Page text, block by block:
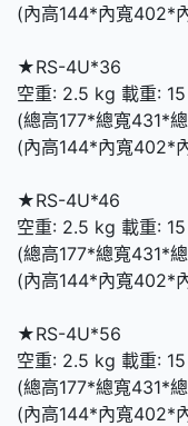
(內高144*內寬402*
★RS-4U*36
空重: 2.5 kg 載重:
(總高177*總寬431*
(內高144*內寬402*
★RS-4U*46
空重: 2.5 kg 載重:
(總高177*總寬431*
(內高144*內寬402*
★RS-4U*56
空重: 2.5 kg 載重:
(總高177*總寬431*
(內高144*內寬402*